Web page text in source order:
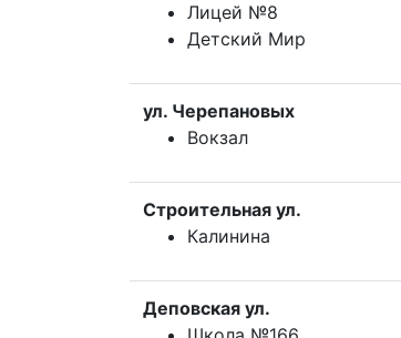
Лицей №8
Детский Мир
ул. Черепановых
Вокзал
Строительная ул.
Калинина
Деповская ул.